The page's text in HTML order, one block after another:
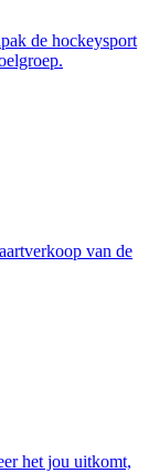
de hockeysport
van de
het jou uitkomt,